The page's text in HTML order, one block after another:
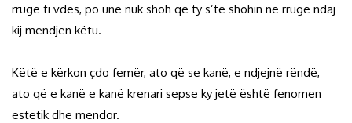
rrugë ti vdes, po unë nuk shoh që ty s’të shohin në rrugë ndaj
kij mendjen këtu.
Këtë e kërkon çdo femër, ato që se kanë, e ndjejnë rëndë,
ato që e kanë e kanë krenari sepse ky jetë është fenomen
estetik dhe mendor.